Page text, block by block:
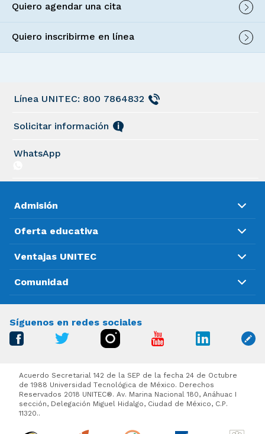
Quiero agendar una cita
Quiero inscribirme en línea
Línea UNITEC: 800 7864832
Solicitar información
WhatsApp
Admisión
Oferta educativa
Ventajas UNITEC
Comunidad
Síguenos en redes sociales
Acuerdo Secretarial 142 de la SEP de la fecha 24 de Octubre
de 1988 Universidad Tecnológica de México. Derechos
Reservados 2018 UNITEC®. Av. Marina Nacional 180, Anáhuac I
sección, Delegación Miguel Hidalgo, Ciudad de México, C.P.
11320..